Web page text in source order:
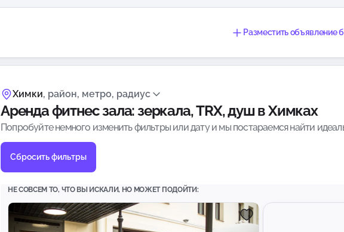
Разместить объявление
Химки, район, метро, радиус
Аренда фитнес зала: зеркала, TRX, душ в Химках
Попробуйте немного изменить фильтры или дату и мы постараемся найти
Сбросить фильтры
НЕ СОВСЕМ ТО, ЧТО ВЫ ИСКАЛИ, НО МОЖЕТ ПОДОЙТИ: